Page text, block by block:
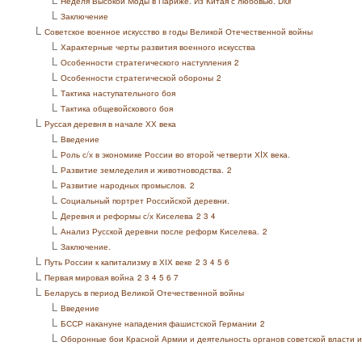
L Заключение
L Советское военное искусство в годы Великой Отечественной войны
L Характерные черты развития военного искусства
L Особенности стратегического наступления 2
L Особенности стратегической обороны 2
L Тактика наступательного боя
L Тактика общевойскового боя
L Руссая деревня в начале ХХ века
L Введение
L Роль с/х в экономике России во второй четверти ХIХ века.
L Развитие земледелия и животноводства. 2
L Развитие народных промыслов. 2
L Социальный портрет Российской деревни.
L Деревня и реформы с/х Киселева 2 3 4
L Анализ Русской деревни после реформ Киселева. 2
L Заключение.
L Путь России к капитализму в ХІХ веке 2 3 4 5 6
L Первая мировая война 2 3 4 5 6 7
L Беларусь в период Великой Отечественной войны
L Введение
L БССР накануне нападения фашистской Германии 2
L Оборонные бои Красной Армии и деятельность органов советской власти